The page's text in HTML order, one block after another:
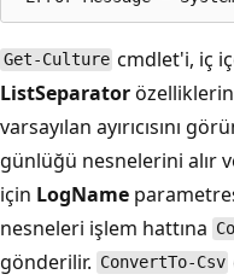
Get-Culture cmdlet'i, iç
ListSeparator
varsayılan ayırıcısını
günlüğü nesnelerini alır
için LogName
nesneleri işlem hattına
gönderilir. ConvertTo-Csv